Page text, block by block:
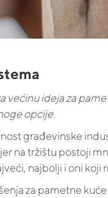
većinu ideja za
opcije.
građevinske
na tržištu postoji
najbolji i oni koji
za pametne